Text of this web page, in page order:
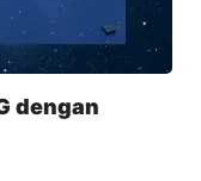
dengan